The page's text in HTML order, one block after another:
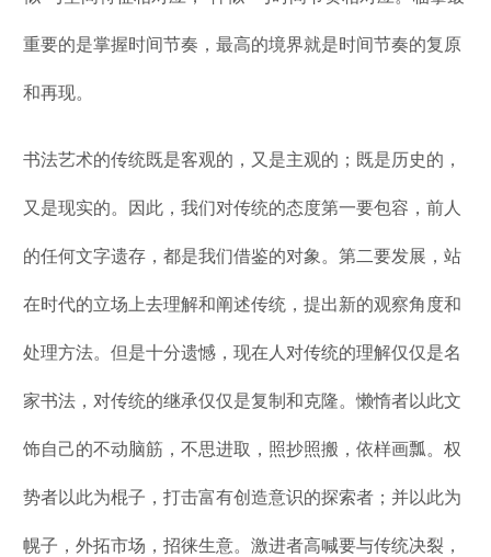
重要的是掌握时间节奏，最高的境界就是时间节奏的复原
和再现。
书法艺术的传统既是客观的，又是主观的；既是历史的，
又是现实的。因此，我们对传统的态度第一要包容，前人
的任何文字遗存，都是我们借鉴的对象。第二要发展，站
在时代的立场上去理解和阐述传统，提出新的观察角度和
处理方法。但是十分遗憾，现在人对传统的理解仅仅是名
家书法，对传统的继承仅仅是复制和克隆。懒惰者以此文
饰自己的不动脑筋，不思进取，照抄照搬，依样画瓢。权
势者以此为棍子，打击富有创造意识的探索者；并以此为
幌子，外拓市场，招徕生意。激进者高喊要与传统决裂，